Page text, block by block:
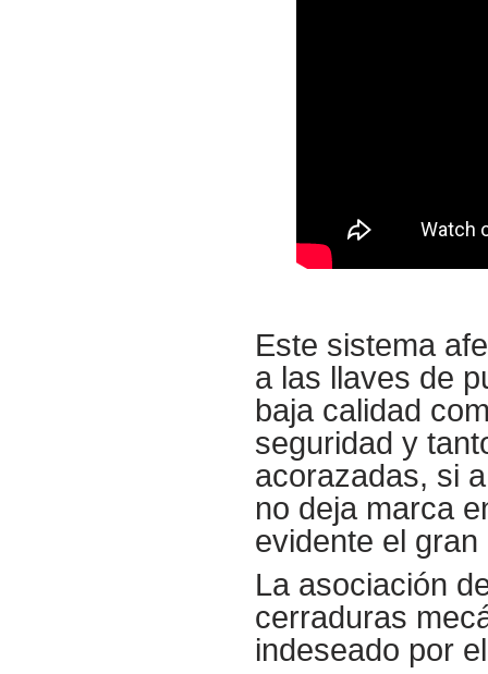
Este sistema
a las llaves de
baja calidad
seguridad y
acorazadas, si
no deja marca
evidente el
La asociación
cerraduras
indeseado por